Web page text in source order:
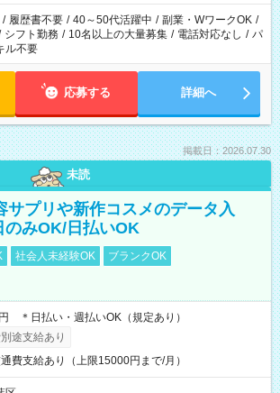
/ 履歴書不要 / 40～50代活躍中 / 副業・WワークOK /
シフト勤務 / 10名以上の大量募集 / 電話対応なし / パ
ル不要
応募する 詳細へ
掲載日：2026.07.30
未読
サプリや新作コスメのデータ入
のみOK/日払いOK
社会人未経験OK
ブランクOK
＊日払い・週払いOK（規定あり）
途支給あり
費支給あり（上限15000円まで/月）